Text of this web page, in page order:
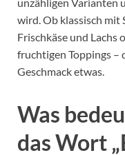
unzähligen Varianten
wird. Ob klassisch mit
Frischkäse und Lachs
fruchtigen Toppings –
Geschmack etwas.
Was
das Wort